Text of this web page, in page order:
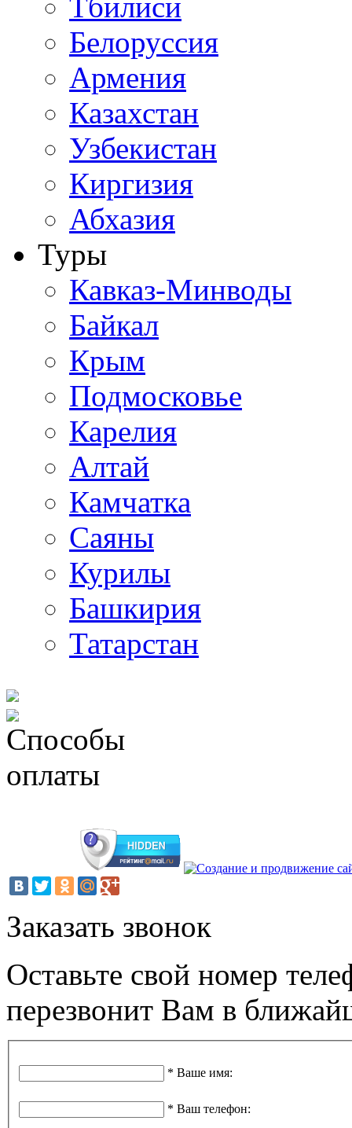
Белоруссия
Армения
Казахстан
Узбекистан
Киргизия
Абхазия
Туры
Кавказ-Минводы
Байкал
Крым
Подмосковье
Карелия
Алтай
Камчатка
Саяны
Курилы
Башкирия
Татарстан
Заказать звонок
Оставьте свой номер
перезвонит Вам в
* Ваше имя:
* Ваш телефон: